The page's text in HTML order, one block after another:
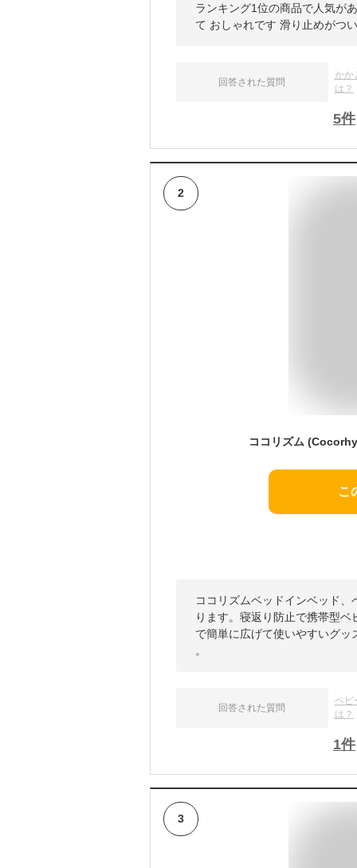
ランキング1位の商品で人気が
て おしゃれです 滑り止めがつ
回答された質問
かか
は？
5件
2
こ
ココリズムベッドインベッド
ります。寝返り防止で携帯型
で簡単に広げて使いやすいグ
。
回答された質問
ベビ
は？
1件
3